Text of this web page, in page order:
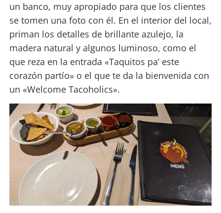
un banco, muy apropiado para que los clientes
se tomen una foto con él. En el interior del local,
priman los detalles de brillante azulejo, la
madera natural y algunos luminoso, como el
que reza en la entrada «Taquitos pa’ este
corazón partío» o el que te da la bienvenida con
un «Welcome Tacoholics».